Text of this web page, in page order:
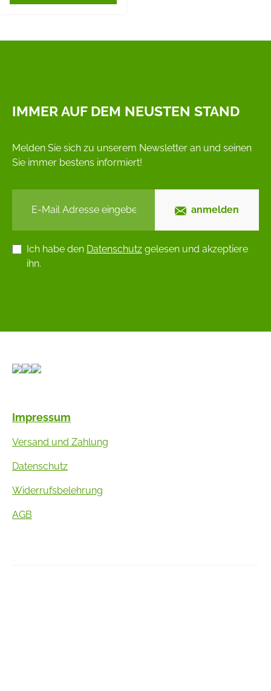
IMMER AUF DEM NEUSTEN STAND
Melden Sie sich zu unserem Newsletter an und seinen
Sie immer bestens informiert!
anmelden
Ich habe den Datenschutz gelesen und akzeptiere
ihn.
Impressum
Versand und Zahlung
Datenschutz
Widerrufsbelehrung
AGB